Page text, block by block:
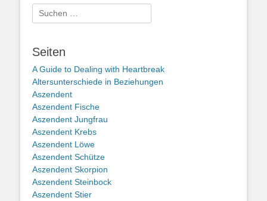
Suche
nach:
Seiten
A Guide to Dealing with Heartbreak
Altersunterschiede in Beziehungen
Aszendent
Aszendent Fische
Aszendent Jungfrau
Aszendent Krebs
Aszendent Löwe
Aszendent Schütze
Aszendent Skorpion
Aszendent Steinbock
Aszendent Stier